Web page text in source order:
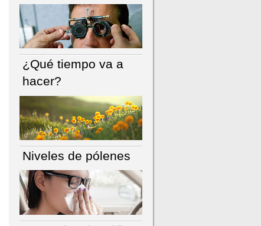
¿Qué tiempo va a
hacer?
Niveles de pólenes